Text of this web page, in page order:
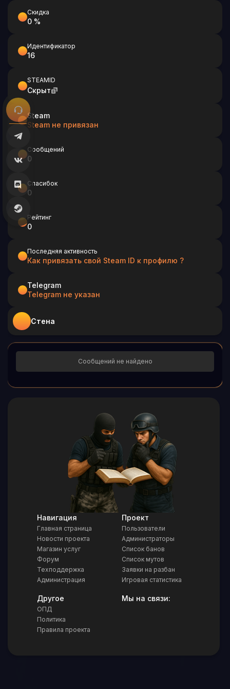
Скидка
0 %
Идентификатор
16
STEAMID
Скрыт
Steam
Steam не привязан
Сообщений
0
Спасибок
0
Рейтинг
0
Последняя активность
Как привязать свой Steam ID к профилю ?
Telegram
Telegram не указан
Стена
Сообщений не найдено
Навигация
Главная страница
Новости проекта
Магазин услуг
Форум
Техподдержка
Администрация
Проект
Пользователи
Администраторы
Список банов
Список мутов
Заявки на разбан
Игровая статистика
Другое
ОПД
Политика
Правила проекта
Мы на связи: